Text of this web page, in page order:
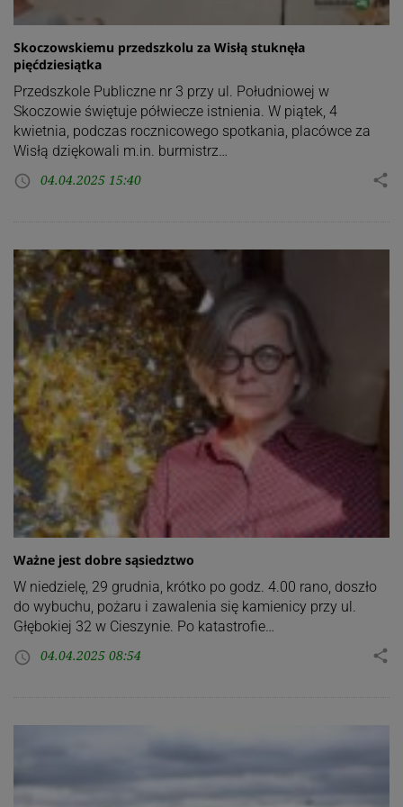
Skoczowskiemu przedszkolu za Wisłą stuknęła
pięćdziesiątka
Przedszkole Publiczne nr 3 przy ul. Południowej w
Skoczowie świętuje półwiecze istnienia. W piątek, 4
kwietnia, podczas rocznicowego spotkania, placówce za
Wisłą dziękowali m.in. burmistrz…
access_time 04.04.2025 15:40 share
Ważne jest dobre sąsiedztwo
W niedzielę, 29 grudnia, krótko po godz. 4.00 rano, doszło
do wybuchu, pożaru i zawalenia się kamienicy przy ul.
Głębokiej 32 w Cieszynie. Po katastrofie…
access_time 04.04.2025 08:54 share